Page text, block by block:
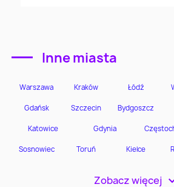
Inne miasta
Zobacz więcej